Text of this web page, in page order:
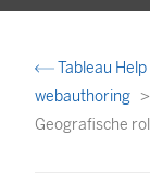
Tableau Help
webauthoring
Geografische